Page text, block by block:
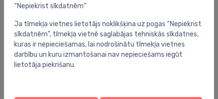
“Nepiekrist sīkdatnēm”
Ja tīmekļa vietnes lietotājs noklikšķina uz pogas “Nepiekrist
sīkdatnēm”, tīmekļa vietnē saglabājas tehniskās sīkdatnes,
kuras ir nepieciešamas, lai nodrošinātu tīmekļa vietnes
darbību un kuru izmantošanai nav nepieciešams iegūt
lietotāja piekrišanu.